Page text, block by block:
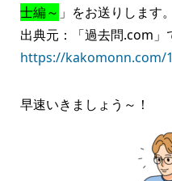
士編～ 」をお送りします。
出典元：「過去問.com」
https://kakomonn.com/
早速いきましょう～！